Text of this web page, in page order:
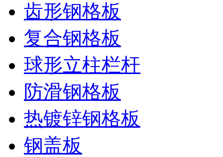
齿形钢格板
复合钢格板
球形立柱栏杆
防滑钢格板
热镀锌钢格板
钢盖板